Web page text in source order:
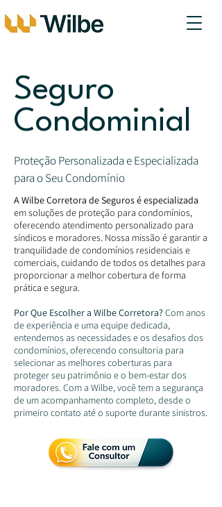
Seguro
Condominial
Proteção Personalizada e Especializada
para o Seu Condomínio
A Wilbe Corretora de Seguros é especializada
em soluções de proteção para condomínios,
oferecendo atendimento personalizado para
síndicos e moradores. Nossa missão é garantir a
tranquilidade de condomínios residenciais e
comerciais, cuidando de todos os detalhes para
proporcionar a melhor cobertura de forma
prática e segura.
Por Que Escolher a Wilbe Corretora?Com anos
de experiência e uma equipe dedicada,
entendemos as necessidades e os desafios dos
condomínios, oferecendo consultoria para
selecionar as melhores coberturas para
proteger seu patrimônio e o bem-estar dos
moradores. Com a Wilbe, você tem a segurança
de um acompanhamento completo, desde o
primeiro contato até o suporte durante sinistros.